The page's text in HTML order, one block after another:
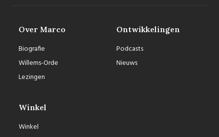
Over Marco
Biografie
Willems-Orde
Lezingen
Ontwikkelingen
Podcasts
Nieuws
Winkel
Winkel